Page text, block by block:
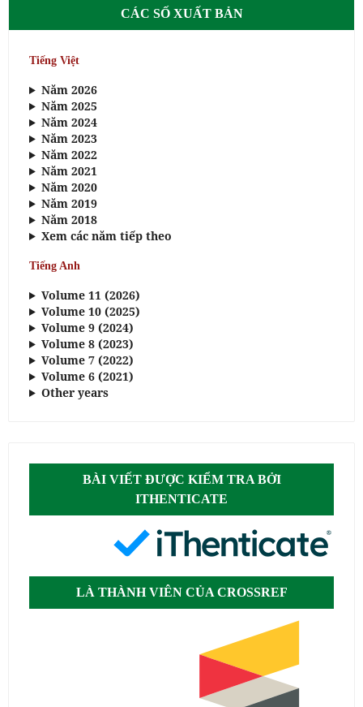
CÁC SỐ XUẤT BẢN
Tiếng Việt
Năm 2026
Năm 2025
Năm 2024
Năm 2023
Năm 2022
Năm 2021
Năm 2020
Năm 2019
Năm 2018
Xem các năm tiếp theo
Tiếng Anh
Volume 11 (2026)
Volume 10 (2025)
Volume 9 (2024)
Volume 8 (2023)
Volume 7 (2022)
Volume 6 (2021)
Other years
BÀI VIẾT ĐƯỢC KIỂM TRA BỞI
ITHENTICATE
LÀ THÀNH VIÊN CỦA CROSSREF